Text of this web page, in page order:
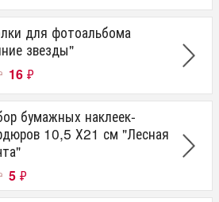
для фотоальбома
звезды"
16 ₽
бумажных наклеек-
10,5 Х21 см "Лесная
5 ₽